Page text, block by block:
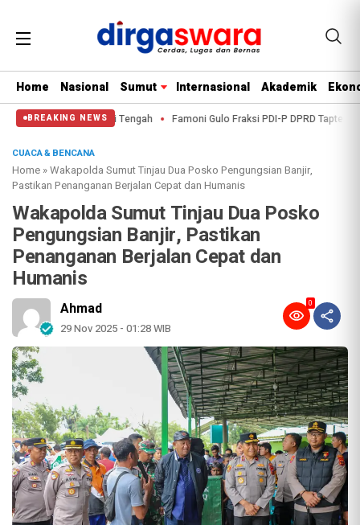
Home Nasional Sumut Internasional Akademik
BREAKING NEWS
Tapanuli Tengah Famoni Gulo Fraksi PDI-P DPRD Tapteng, Bungkam
CUACA & BENCANA
Home »Wakapolda Sumut Tinjau Dua Posko Pengungsian Banjir,
Pastikan Penanganan Berjalan Cepat dan Humanis
Wakapolda Sumut Tinjau Dua Posko
Pengungsian Banjir, Pastikan
Penanganan Berjalan Cepat dan
Humanis
Ahmad
29 Nov 2025 - 01:28 WIB
0